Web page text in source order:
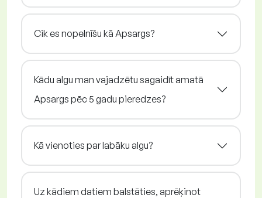
Cik es nopelnīšu kā Apsargs?
Kādu algu man vajadzētu sagaidīt amatā
Apsargs pēc 5 gadu pieredzes?
Kā vienoties par labāku algu?
Uz kādiem datiem balstāties, aprēķinot